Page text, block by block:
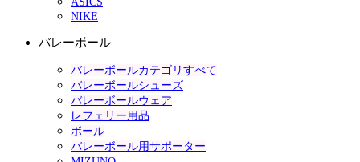
NIKE
バレーボール
バレーボールカテゴリすべて
バレーボールシューズ
バレーボールウェア
レフェリー用品
ボール
バレーボール用サポーター